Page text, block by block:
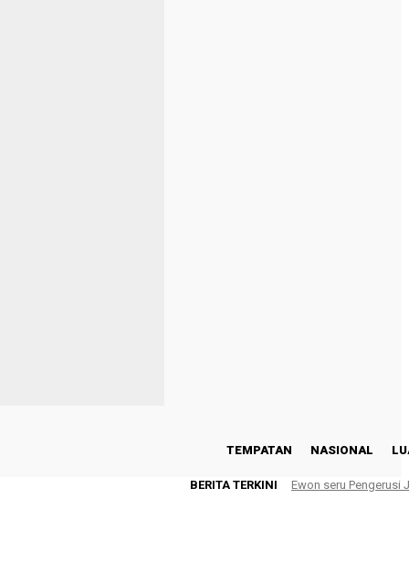
TEMPATAN NASIONAL
BERITA TERKINI Ewon seru Pengerusi